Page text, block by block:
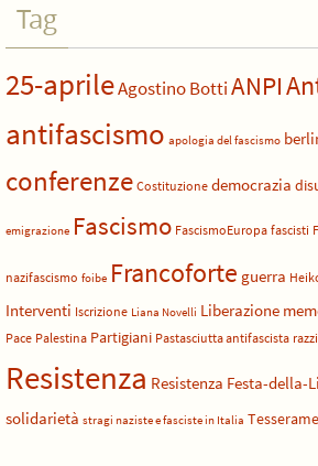
Tag
25-aprileAgostino BottiANPI
antifascismo apologia del fascismo
conferenze Costituzione democrazia
emigrazione Fascismo FascismoEuropa fascisti
nazifascismo foibe Francoforte guerra
Interventi Iscrizione Liana Novelli Liberazione
Pace Palestina Partigiani Pastasciutta antifascista
Resistenza Resistenza Festa-della-
solidarietà stragi naziste e fasciste in Italia